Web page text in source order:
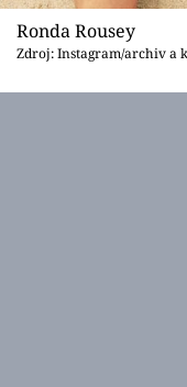
Ronda Rousey
Zdroj: Instagram/archiv a